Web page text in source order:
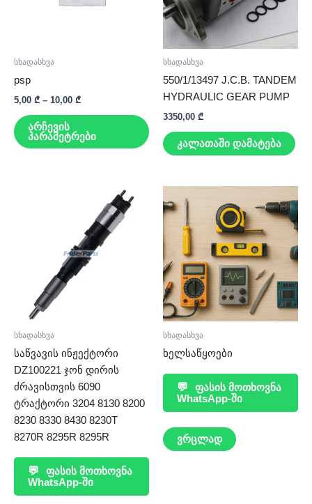
სხადასხვა
psp
5,00 ₾ – 10,00 ₾
არჩევის
პარამეტრები
The
options
product
page
სხადასხვა
550/1/13497 J.C.B. TANDEM
HYDRAULIC GEAR PUMP
3350,00 ₾
კალათაში დამატება
სხადასხვა
საწვავის ინჟექტორი
DZ100221 ჯონ დირის
ძრავისთვის 6090
ტრაქტორი 3204 8130 8200
8230 8330 8430 8230T
8270R 8295R 8295R
💬
ფასის მოთხოვნა
WhatsApp-ში
სხადასხვა
ხელსაწყოები
💬
ფასის მოთხოვნა
WhatsApp-ში
ვრცლად